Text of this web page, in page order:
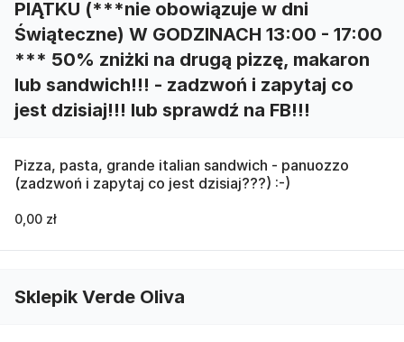
PIĄTKU (***nie obowiązuje w dni
Świąteczne) W GODZINACH 13:00 - 17:00
*** 50% zniżki na drugą pizzę, makaron
lub sandwich!!! - zadzwoń i zapytaj co
jest dzisiaj!!! lub sprawdź na FB!!!
Pizza, pasta, grande italian sandwich - panuozzo
(zadzwoń i zapytaj co jest dzisiaj???) :-)
0,00 zł
Sklepik Verde Oliva